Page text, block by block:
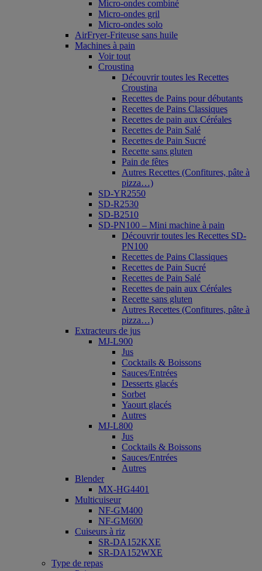
Micro-ondes combiné
Micro-ondes gril
Micro-ondes solo
AirFryer-Friteuse sans huile
Machines à pain
Voir tout
Croustina
Découvrir toutes les Recettes
Croustina
Recettes de Pains pour débutants
Recettes de Pains Classiques
Recettes de pain aux Céréales
Recettes de Pain Salé
Recettes de Pain Sucré
Recette sans gluten
Pain de fêtes
Autres Recettes (Confitures, pâte à
pizza…)
SD-YR2550
SD-R2530
SD-B2510
SD-PN100 – Mini machine à pain
Découvrir toutes les Recettes SD-
PN100
Recettes de Pains Classiques
Recettes de Pain Sucré
Recettes de Pain Salé
Recettes de pain aux Céréales
Recette sans gluten
Autres Recettes (Confitures, pâte à
pizza…)
Extracteurs de jus
MJ-L900
Jus
Cocktails & Boissons
Sauces/Entrées
Desserts glacés
Sorbet
Yaourt glacés
Autres
MJ-L800
Jus
Cocktails & Boissons
Sauces/Entrées
Autres
Blender
MX-HG4401
Multicuiseur
NF-GM400
NF-GM600
Cuiseurs à riz
SR-DA152KXE
SR-DA152WXE
Type de repas